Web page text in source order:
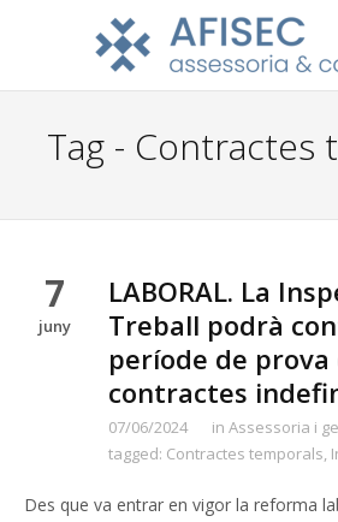
Tag - Contractes
7
juny
LABORAL. La
Treball podrà
període de prova
contractes
07/06/2024 in Assessoria i
tagged: Contractes temporals,
Des que va entrar en vigor la reforma